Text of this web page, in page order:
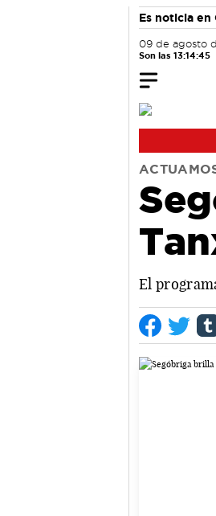
Es noticia en
09 de agosto
Son las 13:14:46
El